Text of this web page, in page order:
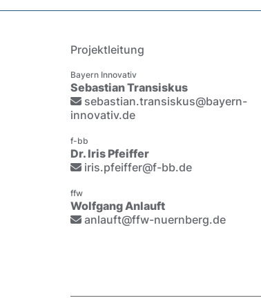
Projektleitung
Bayern Innovativ
Sebastian Transiskus
sebastian.transiskus@bayern-
innovativ.de
f-bb
Dr. Iris Pfeiffer
iris.pfeiffer@f-bb.de
ffw
Wolfgang Anlauft
anlauft@ffw-nuernberg.de